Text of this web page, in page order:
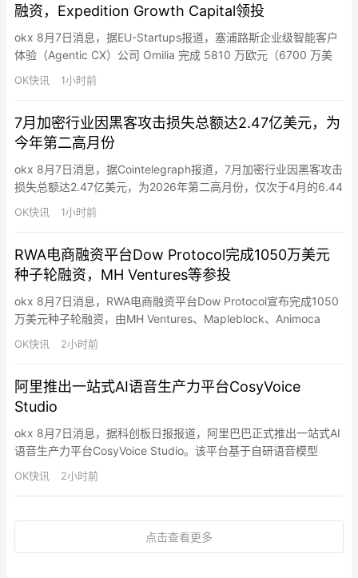
融资，Expedition Growth Capital领投
okx 8月7日消息，据EU-Startups报道，塞浦路斯企业级智能客户
体验（Agentic CX）公司 Omilia 完成 5810 万欧元（6700 万美
元）B 轮融资，由 Expedition Growth Capital 领投。公司称将利
用资金加速在北美及全球扩张，并计划于 2026 年下半年在美国开
OK快讯 1小时前
7月加密行业因黑客攻击损失总额达2.47亿美元，为
今年第二高月份
okx 8月7日消息，据Cointelegraph报道，7月加密行业因黑客攻击
损失总额达2.47亿美元，为2026年第二高月份，仅次于4月的6.44
亿美元。其中Coldcard漏洞为当月最大安全事件，Galaxy Digital
确认三个攻击波次中至少1亿美元比特币从7,300个钱包被盗，第四
Bonzo…
OK快讯 1小时前
RWA电商融资平台Dow Protocol完成1050万美元
种子轮融资，MH Ventures等参投
okx 8月7日消息，RWA电商融资平台Dow Protocol宣布完成1050
万美元种子轮融资，由MH Ventures、Mapleblock、Animoca
Brands、Arcane Group、HSKChain、Essentia Partners和
Quartet Group参投。据介绍，Dow Protocol为电商营运资金构建
OK快讯 2小时前
阿里推出一站式AI语音生产力平台CosyVoice
Studio
okx 8月7日消息，据科创板日报报道，阿里巴巴正式推出一站式AI
语音生产力平台CosyVoice Studio。该平台基于自研语音模型
Qwen-Audio，包含语音记录CosyFlow、语音智能体CosyAgent和
音频内容创作工具CosyCreative等功能。
OK快讯 2小时前
点击查看更多